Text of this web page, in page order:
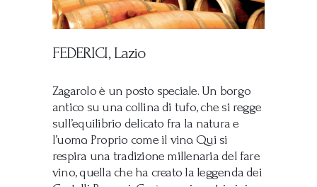
FEDERICI, Lazio
Zagarolo è un posto speciale. Un borgo
antico su una collina di tufo, che si regge
sull’equilibrio delicato fra la natura e
l’uomo. Proprio come il vino. Qui si
respira una tradizione millenaria del fare
vino, quella che ha creato la leggenda dei